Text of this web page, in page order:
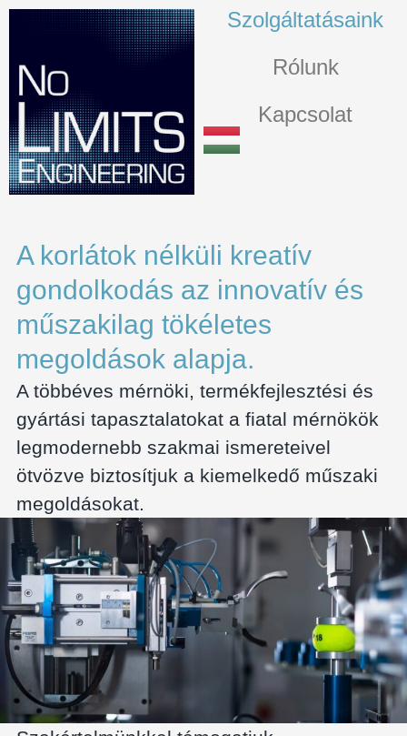
Szolgáltatásaink
Rólunk
Kapcsolat
A korlátok nélküli kreatív
gondolkodás az innovatív és
műszakilag tökéletes
megoldások alapja.
A többéves mérnöki, termékfejlesztési és
gyártási tapasztalatokat a fiatal mérnökök
legmodernebb szakmai ismereteivel
ötvözve biztosítjuk a kiemelkedő műszaki
megoldásokat.